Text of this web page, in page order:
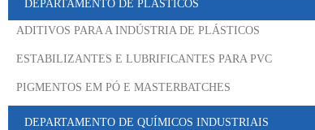
DEPARTAMENTO DE PLÁSTICOS
ADITIVOS PARA A INDÚSTRIA DE PLÁSTICOS
ESTABILIZANTES E LUBRIFICANTES PARA PVC
PIGMENTOS EM PÓ E MASTERBATCHES
DEPARTAMENTO DE QUÍMICOS INDUSTRIAIS